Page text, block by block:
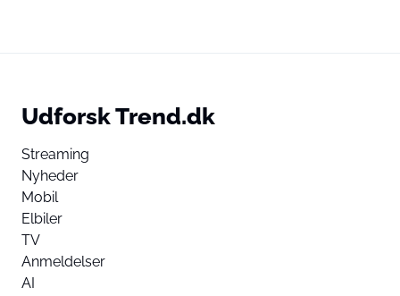
Udforsk Trend.dk
Streaming
Nyheder
Mobil
Elbiler
TV
Anmeldelser
AI